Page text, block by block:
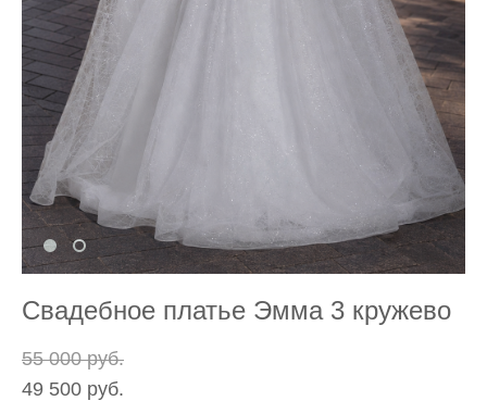
Свадебное платье Эмма 3 кружево
55 000 pуб.
49 500 pуб.